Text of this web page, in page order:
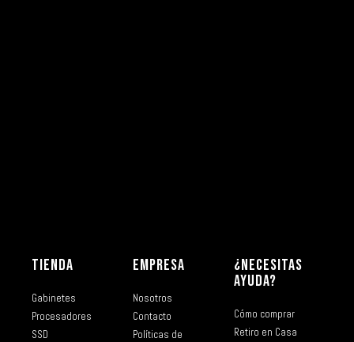
TIENDA
Gabinetes
Procesadores
SSD
EMPRESA
Nosotros
Contacto
Políticas de
¿NECESITAS
AYUDA?
Cómo comprar
Retiro en Casa